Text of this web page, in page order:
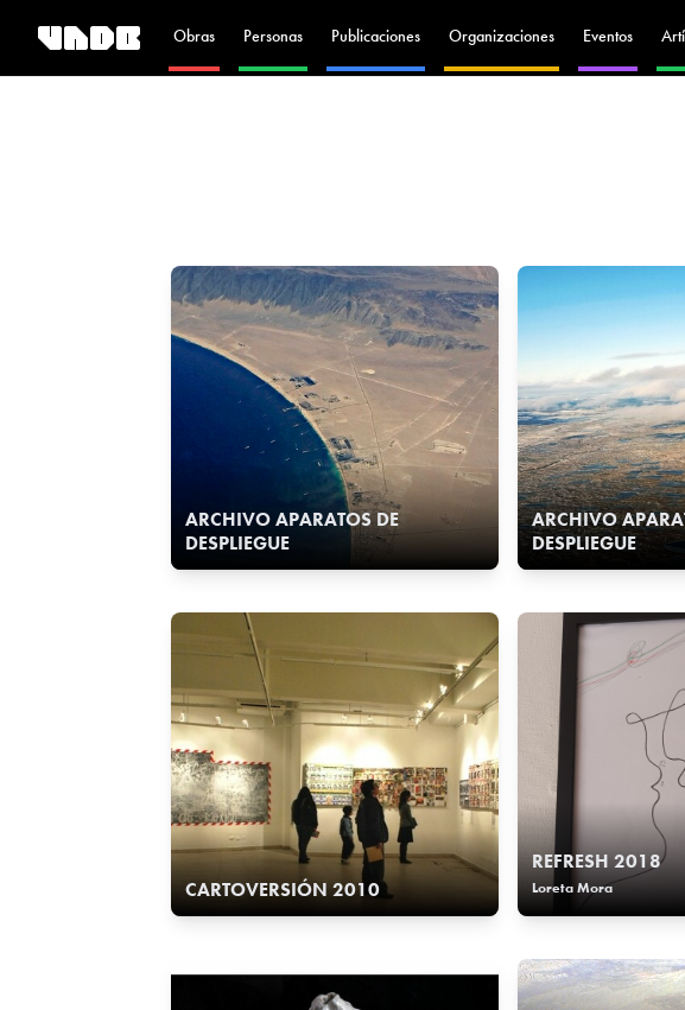
Obras Personas Publicaciones Organizaciones Eventos
ARCHIVO APARATOS DE
DESPLIEGUE
ARCHIVO
DESPLIEGUE
CARTOVERSIÓN 2010
REFRESH 2018
Loreta Mora